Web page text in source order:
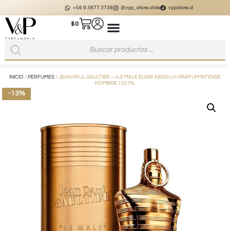
+56 9 3877 3738 @vyp_store.chile vypstore.cl
$0
INICIO / PERFUMES / JEAN PAUL GAULTIER – «LE MALE ELIXIR ABSOLU» PARFUM INTENSE
HOMBRE 125 ML
-13%